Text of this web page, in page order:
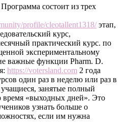
состоит из трех
profile/cleotallent1318/этап,
курс,
практический курс. по
экспериментальному
важные функции Pharm. D.
https://votersland.com 2 года
один раз в неделю или раз в
занятые полный
время «выходных дней». Это
узнать больше о
если им нужна